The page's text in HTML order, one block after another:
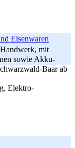
Eisenwaren
mit
sowie Akku-
Baar ab